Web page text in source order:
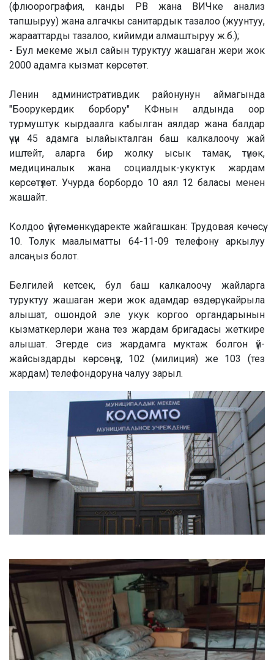
(флюорография, канды РВ жана ВИЧке анализ
тапшыруу) жана алгачкы санитардык тазалоо (жуунтуу,
жарааттарды тазалоо, кийимди алмаштыруу ж.б.);
- Бул мекеме жыл сайын туруктуу жашаган жери жок
2000 адамга кызмат көрсөтөт.
Ленин административдик районунун аймагында
"Боорукердик борбору" КФнын алдында оор
турмуштук кырдаалга кабылган аялдар жана балдар
үчүн 45 адамга ылайыкталган баш калкалоочу жай
иштейт, аларга бир жолку ысык тамак, түнөк,
медициналык жана социалдык-укуктук жардам
көрсөтүлөт. Учурда борбордо 10 аял 12 баласы менен
жашайт.
Колдоо үйү төмөнкү даректе жайгашкан: Трудовая көчөсү,
10. Толук маалыматты 64-11-09 телефону аркылуу
алсаңыз болот.
Белгилей кетсек, бул баш калкалоочу жайларга
туруктуу жашаган жери жок адамдар өздөрү кайрыла
алышат, ошондой эле укук коргоо органдарынын
кызматкерлери жана тез жардам бригадасы жеткире
алышат. Эгерде сиз жардамга муктаж болгон үй-
жайсыздарды көрсөңүз, 102 (милиция) же 103 (тез
жардам) телефондоруна чалуу зарыл.